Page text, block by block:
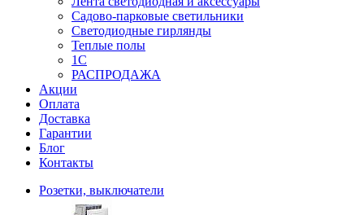
Садово-парковые светильники
Светодиодные гирлянды
Теплые полы
1С
РАСПРОДАЖА
Акции
Оплата
Доставка
Гарантии
Блог
Контакты
Розетки, выключатели